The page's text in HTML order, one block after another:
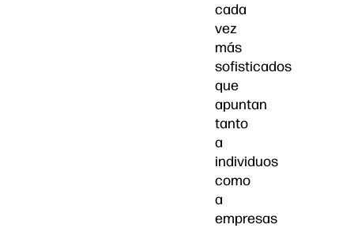
cada
vez
más
sofisticados
que
apuntan
tanto
a
individuos
como
a
empresas